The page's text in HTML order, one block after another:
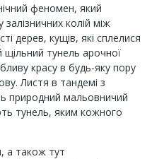
феномен, який
колій між
дерев, кущів, які сплелися
тунель арочної
красу в будь-яку пору
Листя в тандемі з
природний мальовничий
тунель, яким кожного
а також тут